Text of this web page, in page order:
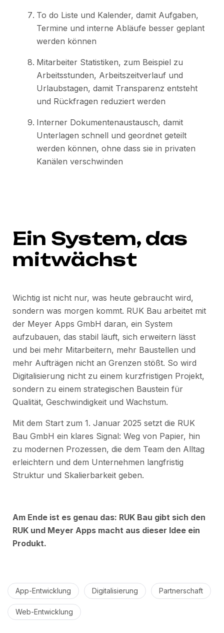
To do Liste und Kalender, damit Aufgaben,
Termine und interne Abläufe besser geplant
werden können
Mitarbeiter Statistiken, zum Beispiel zu
Arbeitsstunden, Arbeitszeitverlauf und
Urlaubstagen, damit Transparenz entsteht
und Rückfragen reduziert werden
Interner Dokumentenaustausch, damit
Unterlagen schnell und geordnet geteilt
werden können, ohne dass sie in privaten
Kanälen verschwinden
Ein System, das
mitwächst
Wichtig ist nicht nur, was heute gebraucht wird,
sondern was morgen kommt. RUK Bau arbeitet mit
der Meyer Apps GmbH daran, ein System
aufzubauen, das stabil läuft, sich erweitern lässt
und bei mehr Mitarbeitern, mehr Baustellen und
mehr Aufträgen nicht an Grenzen stößt. So wird
Digitalisierung nicht zu einem kurzfristigen Projekt,
sondern zu einem strategischen Baustein für
Qualität, Geschwindigkeit und Wachstum.
Mit dem Start zum 1. Januar 2025 setzt die RUK
Bau GmbH ein klares Signal: Weg von Papier, hin
zu modernen Prozessen, die dem Team den Alltag
erleichtern und dem Unternehmen langfristig
Struktur und Skalierbarkeit geben.
Am Ende ist es genau das: RUK Bau gibt sich den
RUK und Meyer Apps macht aus dieser Idee ein
Produkt.
App-Entwicklung Digitalisierung Partnerschaft
Web-Entwicklung